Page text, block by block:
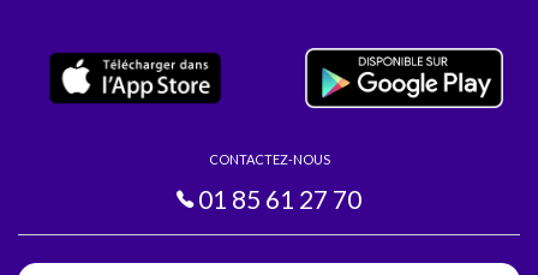
CONTACTEZ-NOUS
01 85 61 27 70